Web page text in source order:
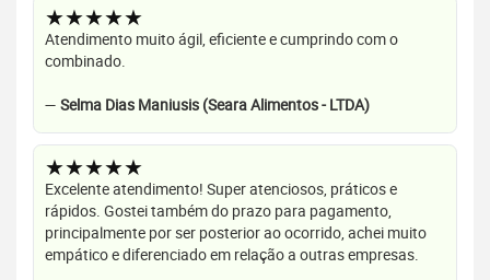
★★★★★
Atendimento muito ágil, eficiente e cumprindo com o
combinado.
— Selma Dias Maniusis (Seara Alimentos - LTDA)
★★★★★
Excelente atendimento! Super atenciosos, práticos e
rápidos. Gostei também do prazo para pagamento,
principalmente por ser posterior ao ocorrido, achei muito
empático e diferenciado em relação a outras empresas.